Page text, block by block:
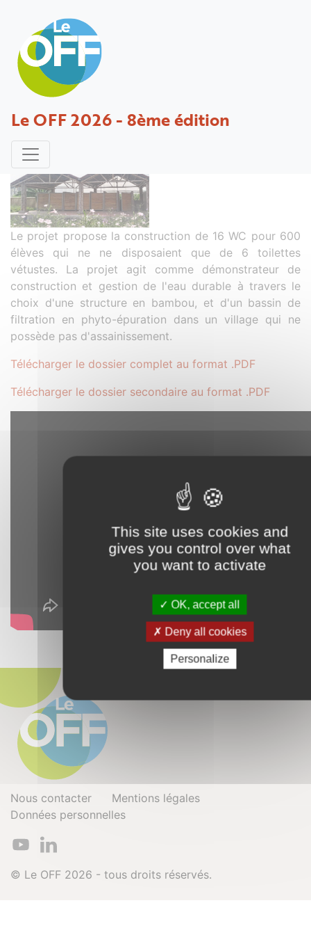
Le OFF 2026 - 8ème édition
Bamboo flush
Projet déposé par Bourguignon - 30 janvier 2021
Le projet propose la construction de 16 WC pour 600
élèves qui ne ne disposaient que de 6 toilettes
vétustes. La projet agit comme démonstrateur de
construction et gestion de l'eau durable à travers le
choix d'une structure en bambou, et d'un bassin de
filtration en phyto-épuration dans un village qui ne
possède pas d'assainissement.
Télécharger le dossier complet au format .PDF
Télécharger le dossier secondaire au format .PDF
Nous contacter
Mentions légales
Données personnelles
© Le OFF 2026 - tous droits réservés.
This site uses cookies and
gives you control over what
you want to activate
OK, accept all
Deny all cookies
Personalize